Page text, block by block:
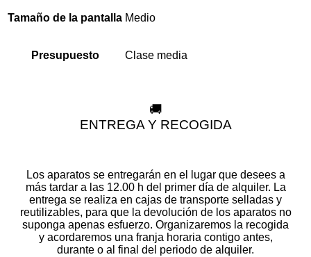
Tamaño de la pantalla Medio
Presupuesto Clase media
🚚
ENTREGA Y RECOGIDA
Los aparatos se entregarán en el lugar que desees a
más tardar a las 12.00 h del primer día de alquiler. La
entrega se realiza en cajas de transporte selladas y
reutilizables, para que la devolución de los aparatos no
suponga apenas esfuerzo. Organizaremos la recogida
y acordaremos una franja horaria contigo antes,
durante o al final del periodo de alquiler.